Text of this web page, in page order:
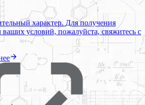
характер. Для получения
условий, пожалуйста, свяжитесь с